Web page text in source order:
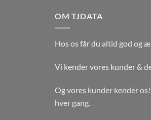
OM TJDATA
Hos os får du altid god og
Vi kender vores kunder &
Og vores kunder kender
hver gang.